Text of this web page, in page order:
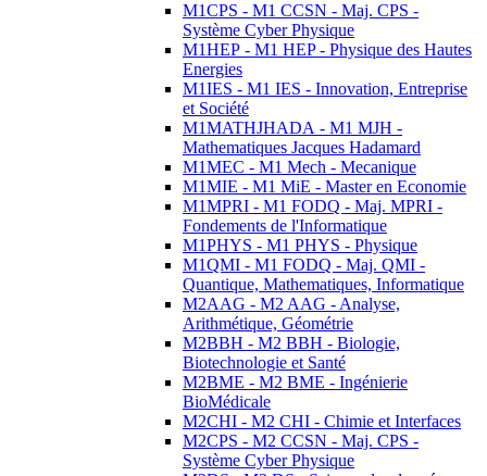
M1CPS - M1 CCSN - Maj. CPS -
Système Cyber Physique
M1HEP - M1 HEP - Physique des Hautes
Energies
M1IES - M1 IES - Innovation, Entreprise
et Société
M1MATHJHADA - M1 MJH -
Mathematiques Jacques Hadamard
M1MEC - M1 Mech - Mecanique
M1MIE - M1 MiE - Master en Economie
M1MPRI - M1 FODQ - Maj. MPRI -
Fondements de l'Informatique
M1PHYS - M1 PHYS - Physique
M1QMI - M1 FODQ - Maj. QMI -
Quantique, Mathematiques, Informatique
M2AAG - M2 AAG - Analyse,
Arithmétique, Géométrie
M2BBH - M2 BBH - Biologie,
Biotechnologie et Santé
M2BME - M2 BME - Ingénierie
BioMédicale
M2CHI - M2 CHI - Chimie et Interfaces
M2CPS - M2 CCSN - Maj. CPS -
Système Cyber Physique